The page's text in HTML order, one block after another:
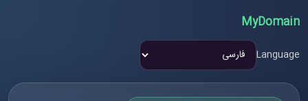
MyDomain
Language